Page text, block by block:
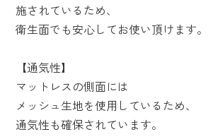
施されているため、
衛生面でも安心してお使い頂けます。
【通気性】
マットレスの側面には
メッシュ生地を使用しているため、
通気性も確保されています。